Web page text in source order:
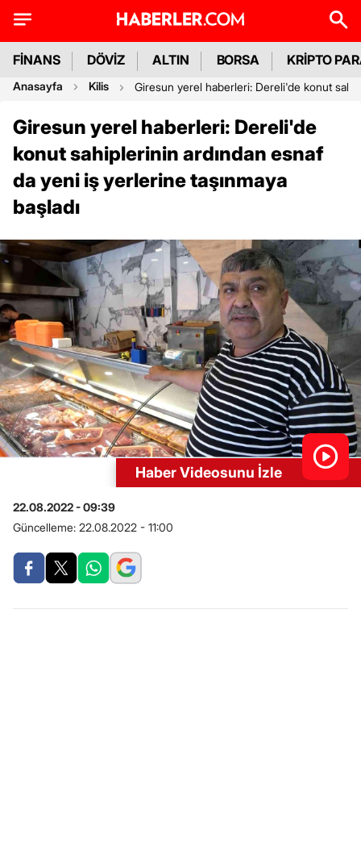
FİNANS DÖVİZ ALTIN BORSA KRİPTO
Anasayfa Kilis Giresun yerel haberleri: Dereli'de konut
Giresun yerel haberleri: Dereli'de
konut sahiplerinin ardından esnaf
da yeni iş yerlerine taşınmaya
başladı
Haber Videosunu İzle
22.08.2022 - 09:39
Güncelleme: 22.08.2022 - 11:00